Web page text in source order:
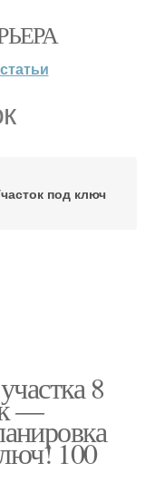
статьи
под ключ
8
—
100